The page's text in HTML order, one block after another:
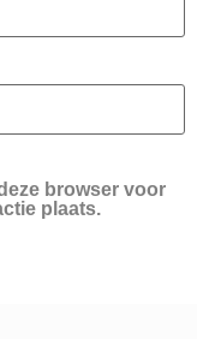
browser voor
plaats.